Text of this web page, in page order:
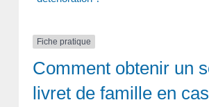
Fiche pratique
Comment obtenir un
livret de famille en